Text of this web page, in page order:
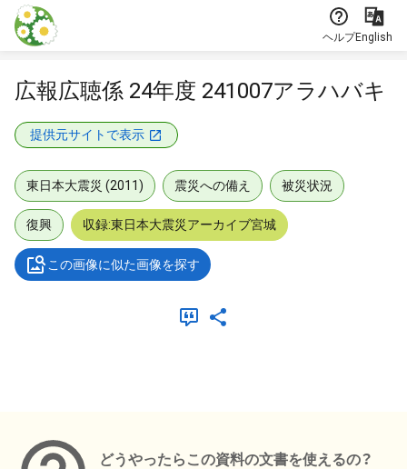
本文に飛ぶ
ヘルプEnglish
広報広聴係 24年度 241007アラハバキ
提供元サイトで表示
東日本大震災 (2011) 震災への備え 被災状況
復興 収録:東日本大震災アーカイブ宮城
この画像に似た画像を探す
どうやったらこの資料の文書を使えるの？